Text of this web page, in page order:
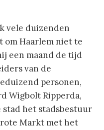
vele duizenden
om Haarlem niet te
een maand de tijd
van de
personen,
Wigbolt Ripperda,
stad het stadsbestuur
Markt met het